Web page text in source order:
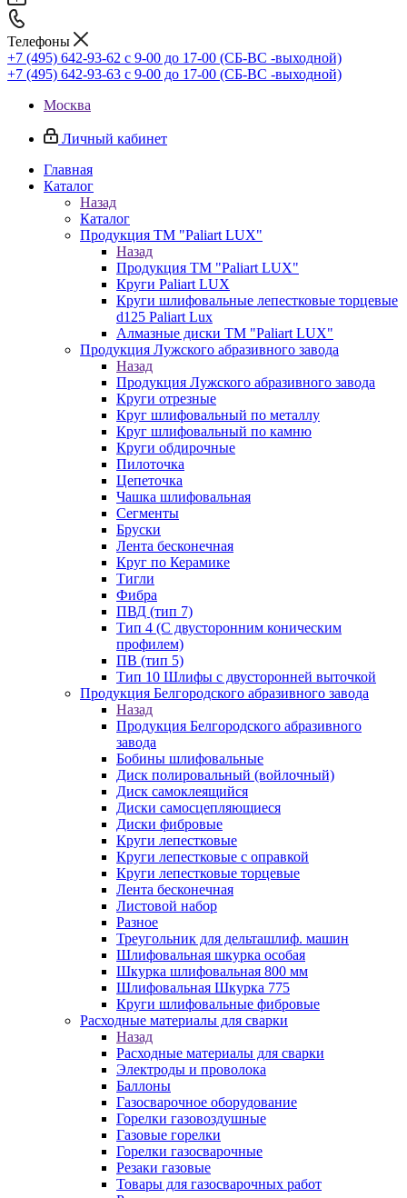
Телефоны
+7 (495) 642-93-62 c 9-00 до 17-00 (СБ-ВС -выходной)
+7 (495) 642-93-63 c 9-00 до 17-00 (СБ-ВС -выходной)
Москва
Личный кабинет
Главная
Каталог
Назад
Каталог
Продукция ТМ "Paliart LUX"
Назад
Продукция ТМ "Paliart LUX"
Круги Paliart LUX
Круги шлифовальные лепестковые торцевые
d125 Paliart Lux
Алмазные диски ТМ "Paliart LUX"
Продукция Лужского абразивного завода
Назад
Продукция Лужского абразивного завода
Круги отрезные
Круг шлифовальный по металлу
Круг шлифовальный по камню
Круги обдирочные
Пилоточка
Цепеточка
Чашка шлифовальная
Сегменты
Бруски
Лента бесконечная
Круг по Керамике
Тигли
Фибра
ПВД (тип 7)
Тип 4 (С двусторонним коническим
профилем)
ПВ (тип 5)
Тип 10 Шлифы с двусторонней выточкой
Продукция Белгородского абразивного завода
Назад
Продукция Белгородского абразивного
завода
Бобины шлифовальные
Диск полировальный (войлочный)
Диск самоклеящийся
Диски самосцепляющиеся
Диски фибровые
Круги лепестковые
Круги лепестковые с оправкой
Круги лепестковые торцевые
Лента бесконечная
Листовой набор
Разное
Треугольник для дельташлиф. машин
Шлифовальная шкурка особая
Шкурка шлифовальная 800 мм
Шлифовальная Шкурка 775
Круги шлифовальные фибровые
Расходные материалы для сварки
Назад
Расходные материалы для сварки
Электроды и проволока
Баллоны
Газосварочное оборудование
Горелки газовоздушные
Газовые горелки
Горелки газосварочные
Резаки газовые
Товары для газосварочных работ